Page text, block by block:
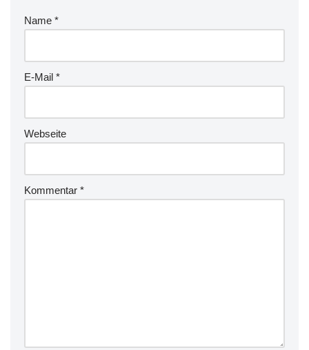
Name *
E-Mail *
Webseite
Kommentar *